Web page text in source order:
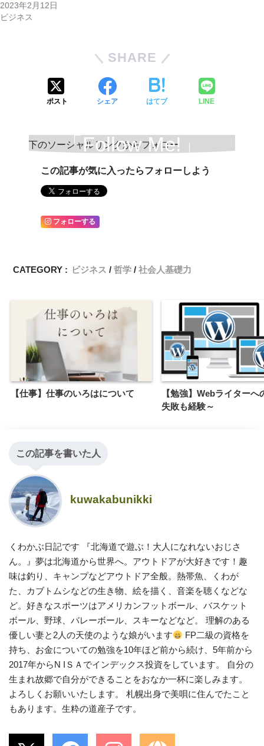
2023年2月12日
ビジネス
SHARE
ポスト シェア はてブ LINE
「Follow Me!」
この記事が気に入ったらフォローしよう
フォローする
CATEGORY : ビジネス 哲学 社会人基礎力
【仕事】仕事のいろはについて
【勉強】Webライター
失敗も経験～
この記事を書いた人
kuwakabunikki
くわかぶ日記です 『北海道で遊ぶ！大人になれないおじさ
ん。』夢は北海道から世界へ。アウトドアが大好きです！趣
味は釣り、キャンプなどアウトドア全般。熱帯魚、くわが
た、カブトムシなどの生き物、絵を描く、音楽を聴くなどな
ど。好きなスポーツはアメリカンフットボール、バスケット
ボール、野球、バレーボール、スキーなどなど。 理解のある
優しい妻と2人の天使のような娘がいます
FP二級の資格を
持ち、お金についての勉強を10年ほど前から続け、5年前から
2017年からN IＳＡでインデックス投資をしています。 自分の
生まれ故郷で自分ができることをおなか一杯に楽しみます。
よろしくお願いいたします。 札幌出身で美唄に住んでたこと
もあります。生粋の道産子です。